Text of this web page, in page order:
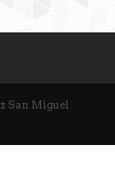
San Miguel